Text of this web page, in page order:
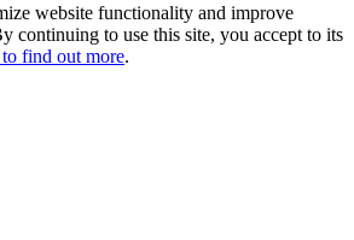
website functionality and improve
continuing to use this site, you accept to its
find out more.